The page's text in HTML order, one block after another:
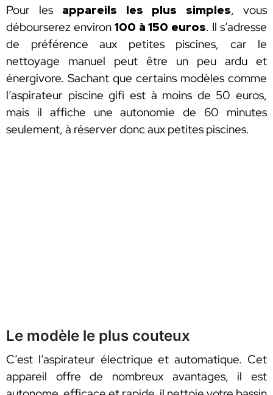
Pour les appareils les plus simples, vous
débourserez environ 100 à 150 euros. Il s’adresse
de préférence aux petites piscines, car le
nettoyage manuel peut être un peu ardu et
énergivore. Sachant que certains modèles comme
l’aspirateur piscine gifi est à moins de 50 euros,
mais il affiche une autonomie de 60 minutes
seulement, à réserver donc aux petites piscines.
Le modèle le plus couteux
C’est l’aspirateur électrique et automatique. Cet
appareil offre de nombreux avantages, il est